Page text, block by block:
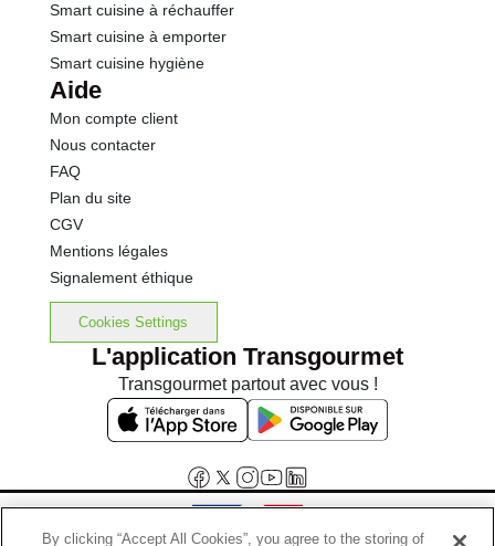
Smart cuisine à réchauffer
Smart cuisine à emporter
Smart cuisine hygiène
Aide
Mon compte client
Nous contacter
FAQ
Plan du site
CGV
Mentions légales
Signalement éthique
Cookies Settings
L'application Transgourmet
Transgourmet partout avec vous !
By clicking “Accept All Cookies”, you agree to the storing of